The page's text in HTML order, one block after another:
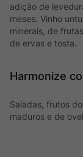
adição de
meses. Vinho
minerais, de
de ervas e tosta.
Harmonize
Saladas, frutos
maduros e de